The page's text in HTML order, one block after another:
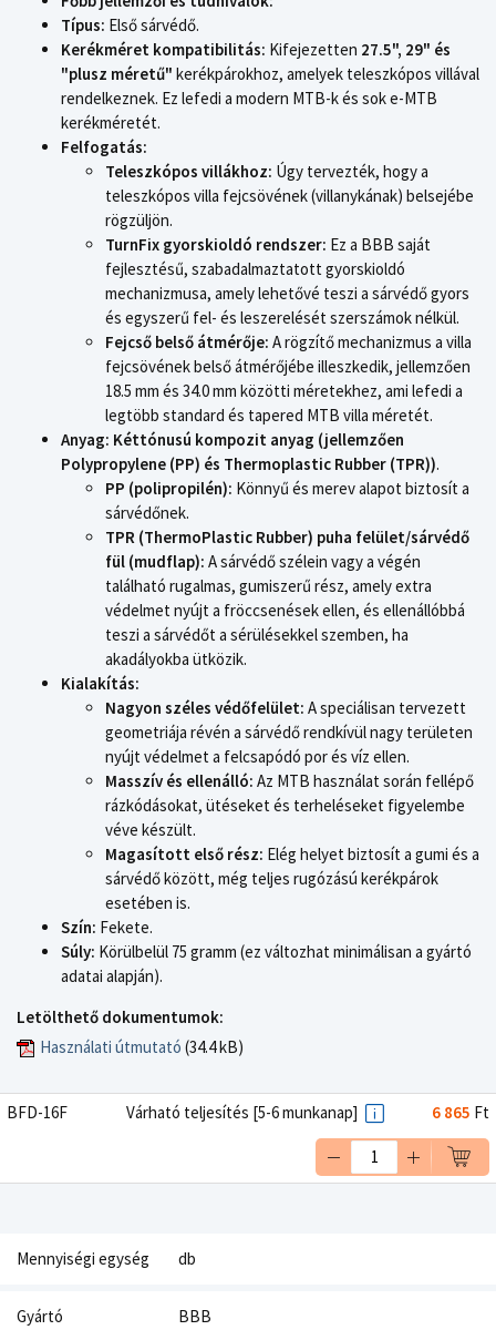
Típus: Első sárvédő.
Kerékméret kompatibilitás: Kifejezetten 27.5", 29" és
"plusz méretű" kerékpárokhoz, amelyek teleszkópos villával
rendelkeznek. Ez lefedi a modern MTB-k és sok e-MTB
kerékméretét.
Felfogatás:
Teleszkópos villákhoz: Úgy tervezték, hogy a
teleszkópos villa fejcsövének (villanykának) belsejébe
rögzüljön.
TurnFix gyorskioldó rendszer: Ez a BBB saját
fejlesztésű, szabadalmaztatott gyorskioldó
mechanizmusa, amely lehetővé teszi a sárvédő gyors
és egyszerű fel- és leszerelését szerszámok nélkül.
Fejcső belső átmérője: A rögzítő mechanizmus a villa
fejcsövének belső átmérőjébe illeszkedik, jellemzően
18.5 mm és 34.0 mm közötti méretekhez, ami lefedi a
legtöbb standard és tapered MTB villa méretét.
Anyag: Kéttónusú kompozit anyag (jellemzően
Polypropylene (PP) és Thermoplastic Rubber (TPR)).
PP (polipropilén): Könnyű és merev alapot biztosít a
sárvédőnek.
TPR (ThermoPlastic Rubber) puha felület/sárvédő
fül (mudflap): A sárvédő szélein vagy a végén
található rugalmas, gumiszerű rész, amely extra
védelmet nyújt a fröccsenések ellen, és ellenállóbbá
teszi a sárvédőt a sérülésekkel szemben, ha
akadályokba ütközik.
Kialakítás:
Nagyon széles védőfelület: A speciálisan tervezett
geometriája révén a sárvédő rendkívül nagy területen
nyújt védelmet a felcsapódó por és víz ellen.
Masszív és ellenálló: Az MTB használat során fellépő
rázkódásokat, ütéseket és terheléseket figyelembe
véve készült.
Magasított első rész: Elég helyet biztosít a gumi és a
sárvédő között, még teljes rugózású kerékpárok
esetében is.
Szín: Fekete.
Súly: Körülbelül 75 gramm (ez változhat minimálisan a gyártó
adatai alapján).
Letölthető dokumentumok:
Használati útmutató (34.4 kB)
BFD-16F Várható teljesítés [5-6 munkanap] 6 865 Ft
Mennyiségi egység db
Gyártó BBB